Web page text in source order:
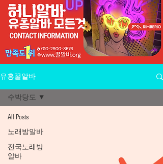
유흥꿀알바
All Posts
노래방알바
전국노래방
알바
수박당도